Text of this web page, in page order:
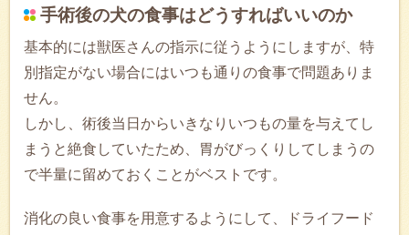
手術後の犬の食事はどうすればいいのか
基本的には獣医さんの指示に従うようにしますが、特
別指定がない場合にはいつも通りの食事で問題ありま
せん。
しかし、術後当日からいきなりいつもの量を与えてし
まうと絶食していたため、胃がびっくりしてしまうの
で半量に留めておくことがベストです。
消化の良い食事を用意するようにして、ドライフード